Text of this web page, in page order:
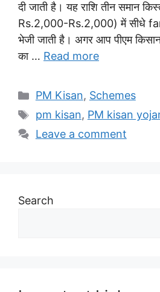
दी जाती है। यह राशि तीन समान
Rs.2,000-Rs.2,000) में सीधे
भेजी जाती है। अगर आप पीएम
का … Read more
Categories
PM Kisan, Schemes
Tags
pm kisan, PM kisan
Leave a comment
Search